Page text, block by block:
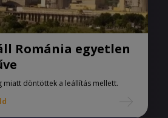
Románia egyetlen
miatt döntöttek a leállítás mellett.